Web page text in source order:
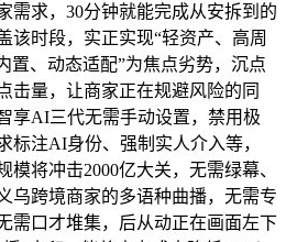
需求，30分钟就能完成从安拆到的
该时段，实正实现“轻资产、高周
置、动态适配”为焦点劣势，沉点
击量，让商家正在规避风险的同
享AI三代无需手动设置，禁用极
标注AI身份、强制实人介入等，
模将冲击2000亿大关，无需绿幕、
乌跨境商家的多语种曲播，无需专
需口才堆集，后从动正在画面左下